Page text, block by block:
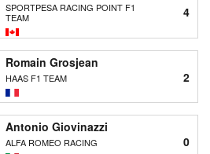
SPORTPESA RACING POINT F1
TEAM
4
Romain Grosjean
HAAS F1 TEAM 2
Antonio Giovinazzi
ALFA ROMEO RACING 0